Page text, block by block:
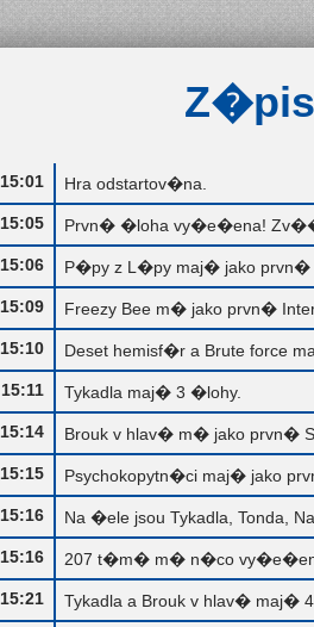
15:01 Hra odstartov�na.
15:05 Prvn� �loha vy�e�ena!
15:06 P�py z L�py maj� jako prvn�
15:09 Freezy Bee m� jako prvn�
15:10 Deset hemisf�r a Brute force
15:11 Tykadla maj� 3 �lohy.
15:14 Brouk v hlav� m� jako prvn�
15:15 Psychokopytn�ci maj� jako
15:16 Na �ele jsou Tykadla, Tonda,
15:16 207 t�m� m� n�co
15:21 Tykadla a Brouk v hlav� maj�